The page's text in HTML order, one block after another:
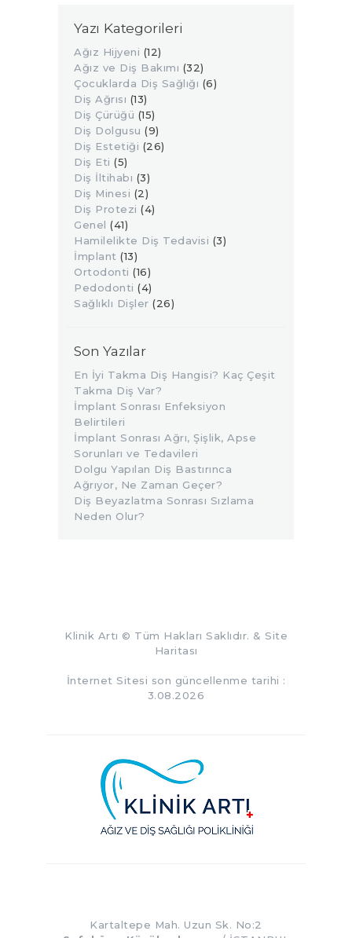
Yazı Kategorileri
Ağız Hijyeni (12)
Ağız ve Diş Bakımı (32)
Çocuklarda Diş Sağlığı (6)
Diş Ağrısı (13)
Diş Çürüğü (15)
Diş Dolgusu (9)
Diş Estetiği (26)
Diş Eti (5)
Diş İltihabı (3)
Diş Minesi (2)
Diş Protezi (4)
Genel (41)
Hamilelikte Diş Tedavisi (3)
İmplant (13)
Ortodonti (16)
Pedodonti (4)
Sağlıklı Dişler (26)
Son Yazılar
En İyi Takma Diş Hangisi? Kaç Çeşit
Takma Diş Var?
İmplant Sonrası Enfeksiyon
Belirtileri
İmplant Sonrası Ağrı, Şişlik, Apse
Sorunları ve Tedavileri
Dolgu Yapılan Diş Bastırınca
Ağrıyor, Ne Zaman Geçer?
Diş Beyazlatma Sonrası Sızlama
Neden Olur?
Klinik Artı © Tüm Hakları Saklıdır. & Site
Haritası
İnternet Sitesi son güncellenme tarihi :
3.08.2026
Kartaltepe Mah. Uzun Sk. No:2